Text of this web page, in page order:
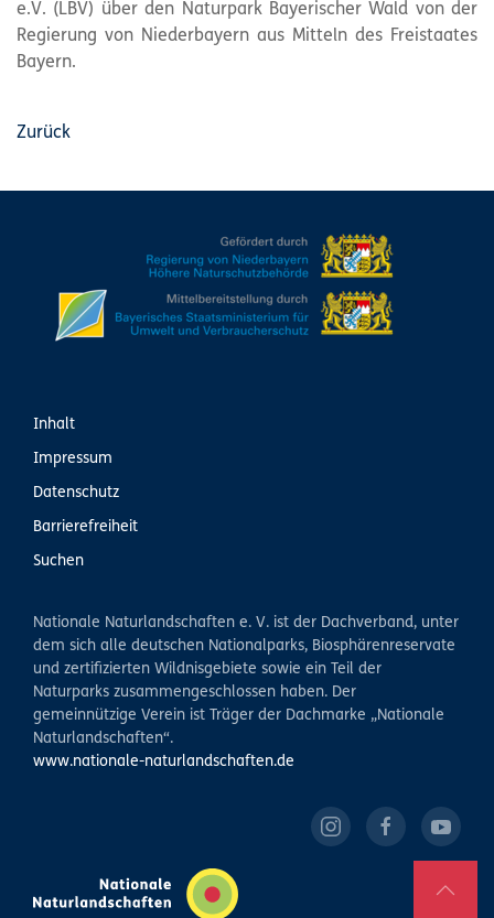
e.V. (LBV) über den Naturpark Bayerischer Wald von der
Regierung von Niederbayern aus Mitteln des Freistaates
Bayern.
Zurück
Inhalt
Impressum
Datenschutz
Barrierefreiheit
Suchen
Nationale Naturlandschaften e. V. ist der Dachverband, unter
dem sich alle deutschen Nationalparks, Biosphärenreservate
und zertifizierten Wildnisgebiete sowie ein Teil der
Naturparks zusammengeschlossen haben. Der
gemeinnützige Verein ist Träger der Dachmarke „Nationale
Naturlandschaften“.
www.nationale-naturlandschaften.de